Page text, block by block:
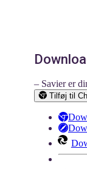
– Savier er
Tilføj til